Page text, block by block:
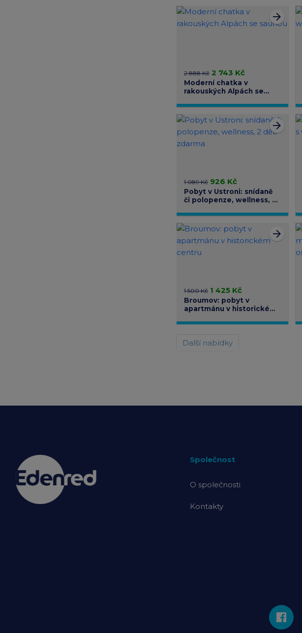
arrow_forward
2 888 Kč 2 743 Kč
Moderní chatka v
rakouských Alpách se
arrow_forward
1 089 Kč 926 Kč
Pobyt v Ustroni: snídaně
či polopenze, wellness, 2
arrow_forward
1 500 Kč 1 425 Kč
Broumov: pobyt v
apartmánu v historickém
Další nabídky
Společnost
O společnosti
Kontakty